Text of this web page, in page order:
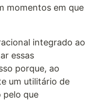
momentos em que
integrado ao
essas
porque, ao
um utilitário de
pelo que